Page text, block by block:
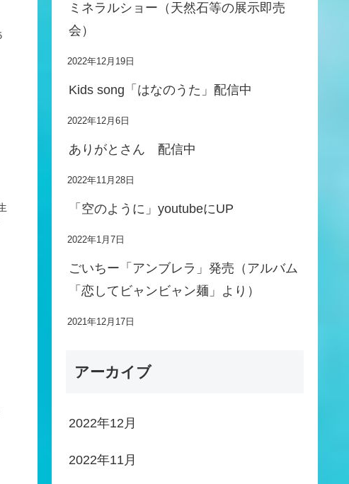
ミネラルショー（天然石等の展示即売
会）
2022年12月19日
Kids song「はなのうた」配信中
2022年12月6日
ありがとさん 配信中
2022年11月28日
「空のように」youtubeにUP
2022年1月7日
ごいちー「アンブレラ」発売（アルバム
「恋してビャンビャン麺」より）
2021年12月17日
アーカイブ
2022年12月
2022年11月